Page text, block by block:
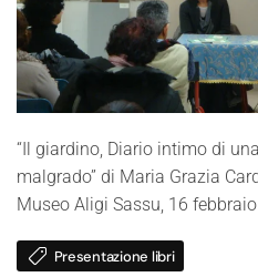
“Il giardino, Diario intimo di
malgrado” di Maria Grazia
Museo Aligi Sassu, 16
Presentazione libri